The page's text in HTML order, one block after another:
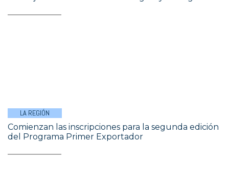
LA REGIÓN
Comienzan las inscripciones para la segunda edición
del Programa Primer Exportador